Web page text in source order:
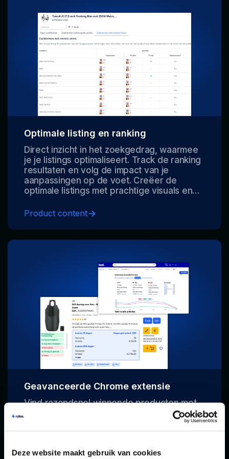
Deze website maakt gebruik van cookies
Optimale listing en ranking
Direct inzicht in het zoekgedrag, waarmee
je je listings optimaliseert. Track de ranking
resultaten en volg de impact van je
aanpassingen op de voet. Creëer de
optimale listings met prachtige visuals en
Product content
Geavanceerde Chrome extensie
Vind razendsnel winnende producten met
Rylee's data direct op Bol. Zoekvolumes,
product data, VPL's, de review-analyser,
leeftijden van kopers én inkoopprijzen.